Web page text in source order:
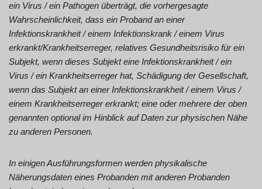
ein Virus / ein Pathogen überträgt, die vorhergesagte
Wahrscheinlichkeit, dass ein Proband an einer
Infektionskrankheit / einem Infektionskrank / einem Virus
erkrankt/Krankheitserreger, relatives Gesundheitsrisiko für ein
Subjekt, wenn dieses Subjekt eine Infektionskrankheit / ein
Virus / ein Krankheitserreger hat, Schädigung der Gesellschaft,
wenn das Subjekt an einer Infektionskrankheit / einem Virus /
einem Krankheitserreger erkrankt; eine oder mehrere der oben
genannten optional im Hinblick auf Daten zur physischen Nähe
zu anderen Personen.
In einigen Ausführungsformen werden physikalische
Näherungsdaten eines Probanden mit anderen Probanden